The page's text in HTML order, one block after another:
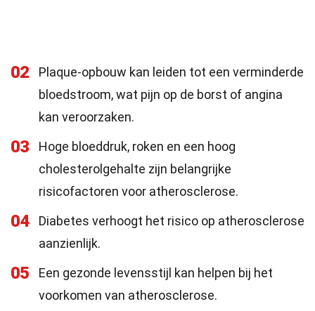
02
Plaque-opbouw kan leiden tot een verminderde
bloedstroom, wat pijn op de borst of angina
kan veroorzaken.
03
Hoge bloeddruk, roken en een hoog
cholesterolgehalte zijn belangrijke
risicofactoren voor atherosclerose.
04
Diabetes verhoogt het risico op atherosclerose
aanzienlijk.
05
Een gezonde levensstijl kan helpen bij het
voorkomen van atherosclerose.